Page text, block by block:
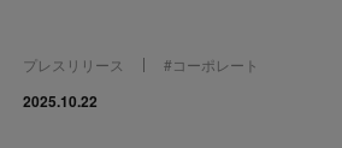
Service
プレスリリース #コーポレート
2025.10.22